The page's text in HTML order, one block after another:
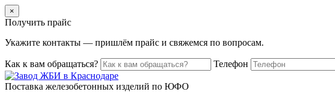
×
Получить прайс
Укажите контакты — пришлём прайс и свяжемся по вопросам.
Как к вам обращаться? Телефон
Поставка железобетонных изделий по ЮФО